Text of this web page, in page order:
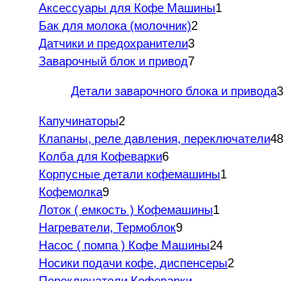
Аксессуары для Кофе Машины1
Бак для молока (молочник)2
Датчики и предохранители3
Заварочный блок и привод7
Детали заварочного блока и привода3
Капучинаторы2
Клапаны, реле давления, переключатели48
Колба для Кофеварки6
Корпусные детали кофемашины1
Кофемолка9
Лоток ( емкость ) Кофемашины1
Нагреватели, Термоблок9
Насос ( помпа ) Кофе Машины24
Носики подачи кофе, диспенсеры2